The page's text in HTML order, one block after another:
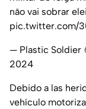
não vai sobrar
pic.twitter.com/
— Plastic Soldier
2024
Debido a las
vehículo